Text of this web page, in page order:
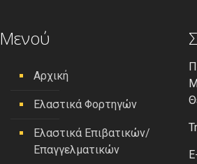
Μενού
Αρχική
Ελαστικά Φορτηγών
Ελαστικά Επιβατικών/
Επαγγελματικών